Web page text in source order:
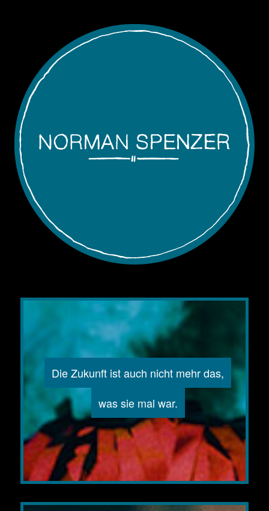
Die Zukunft ist auch nicht mehr das,
was sie mal war.